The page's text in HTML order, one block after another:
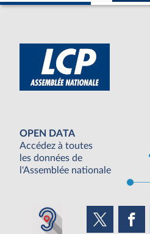
OPEN DATA
Accédez à toutes
les données de
l'Assemblée nationale